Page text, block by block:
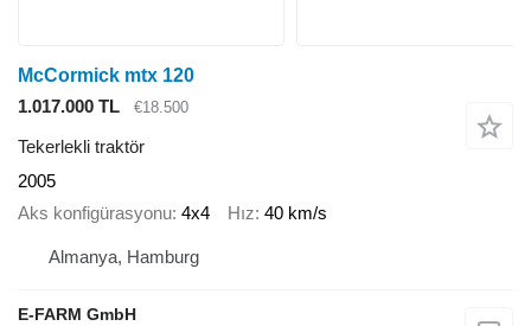
McCormick mtx 120
1.017.000 TL
€18.500
Tekerlekli traktör
2005
Aks konfigürasyonu 4x4 Hız 40 km/s
Almanya, Hamburg
E-FARM GmbH